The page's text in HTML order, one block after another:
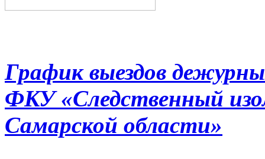
График выездов
ФКУ «Следственный
Самарской области»